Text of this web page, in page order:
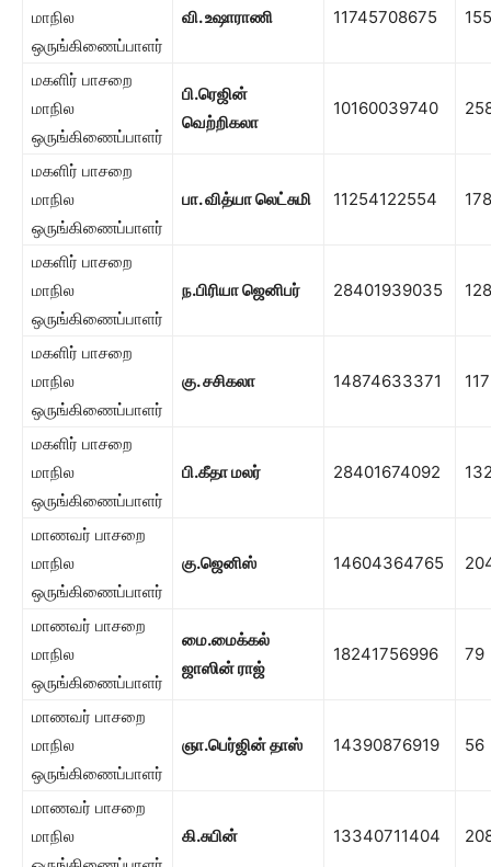
மாநில
ஒருங்கிணைப்பாளர்
வி. உஷாராணி 11745708675 155
மகளிர் பாசறை
மாநில
ஒருங்கிணைப்பாளர்
பி.ரெஜின்
வெற்றிகலா
10160039740
மகளிர் பாசறை
மாநில
ஒருங்கிணைப்பாளர்
பா. வித்யா லெட்சுமி 11254122554 178
மகளிர் பாசறை
மாநில
ஒருங்கிணைப்பாளர்
ந.பிரியா ஜெனிபர் 28401939035 128
மகளிர் பாசறை
மாநில
ஒருங்கிணைப்பாளர்
கு. சசிகலா 14874633371 117
மகளிர் பாசறை
மாநில
ஒருங்கிணைப்பாளர்
பி.கீதா மலர் 28401674092
மாணவர் பாசறை
மாநில
ஒருங்கிணைப்பாளர்
கு.ஜெனிஸ் 14604364765
மாணவர் பாசறை
மாநில
ஒருங்கிணைப்பாளர்
மை.மைக்கல்
ஜாஸின் ராஜ்
18241756996 79
மாணவர் பாசறை
மாநில
ஒருங்கிணைப்பாளர்
ஞா.பெர்ஜின் தாஸ் 14390876919 56
மாணவர் பாசறை
மாநில
கி.சுபின் 13340711404